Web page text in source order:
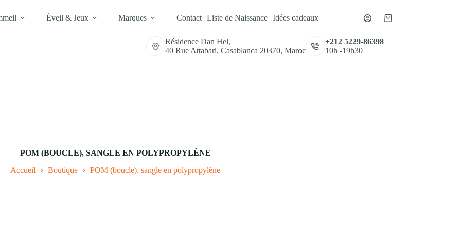
Résidence Dan Hel,
40 Rue Attabari, Casablanca 20370, Maroc
+212 5229-86398
10h -19h30
Éveil & Jeux Marques Contact Liste de Naissance Idées cadeaux
Panier
POM (BOUCLE), SANGLE EN POLYPROPYLÈNE
Accueil Boutique POM (boucle), sangle en polypropylène